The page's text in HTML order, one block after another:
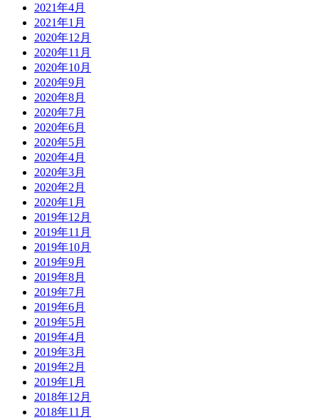
2021年4月
2021年1月
2020年12月
2020年11月
2020年10月
2020年9月
2020年8月
2020年7月
2020年6月
2020年5月
2020年4月
2020年3月
2020年2月
2020年1月
2019年12月
2019年11月
2019年10月
2019年9月
2019年8月
2019年7月
2019年6月
2019年5月
2019年4月
2019年3月
2019年2月
2019年1月
2018年12月
2018年11月